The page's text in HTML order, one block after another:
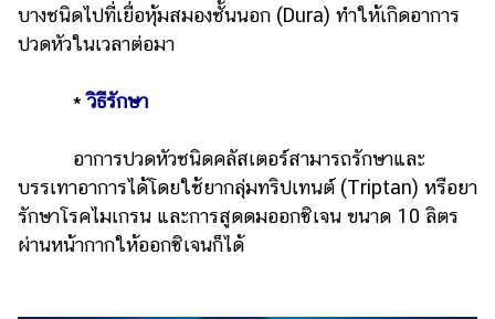
บางชนิดไปที่เยื่อหุ้มสมองชั้นนอก (Dura) ทำให้เกิดอาการ
ปวดหัวในเวลาต่อมา
*วิธีรักษา
อาการปวดหัวชนิดคลัสเตอร์สามารถรักษาและ
บรรเทาอาการได้โดยใช้ยากลุ่มทริปเทนต์ (Triptan) หรือยา
รักษาโรคไมเกรน และการสูดดมออกซิเจน ขนาด 10 ลิตร
ผ่านหน้ากากให้ออกซิเจนก็ได้